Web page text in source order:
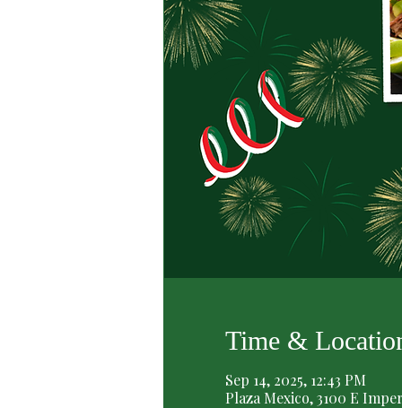
Time &
Sep 14, 2025, 12:43 PM
Plaza Mexico, 3100 E